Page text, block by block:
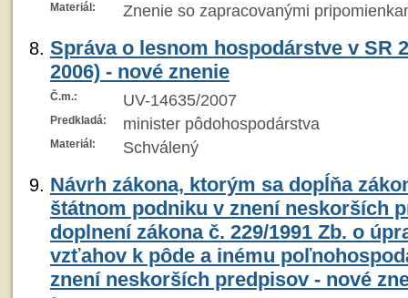
Materiál: Znenie so zapracovanými
Správa o lesnom hospodárstve v SR
2006) - nové znenie
Č.m.: UV-14635/2007
Predkladá: minister pôdohospodárstva
Materiál: Schválený
Návrh zákona, ktorým sa dopĺňa
štátnom podniku v znení neskorších
doplnení zákona č. 229/1991 Zb. o
vzťahov k pôde a inému
znení neskorších predpisov - nové